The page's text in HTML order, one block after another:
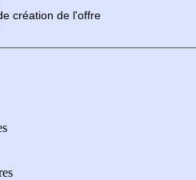
création de l'offre